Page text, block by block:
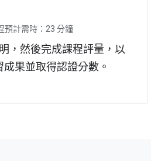
預計需時：23 分鐘
，然後完成課程評量，以
果並取得認證分數。